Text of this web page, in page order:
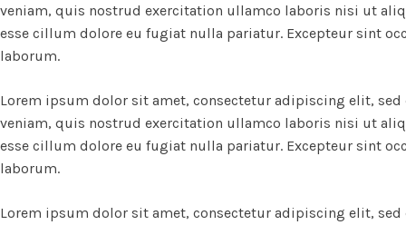
veniam, quis nostrud exercitation ullamco laboris nisi ut
esse cillum dolore eu fugiat nulla pariatur. Excepteur sint
laborum.
Lorem ipsum dolor sit amet, consectetur adipiscing elit,
veniam, quis nostrud exercitation ullamco laboris nisi ut
esse cillum dolore eu fugiat nulla pariatur. Excepteur sint
laborum.
Lorem ipsum dolor sit amet, consectetur adipiscing elit,